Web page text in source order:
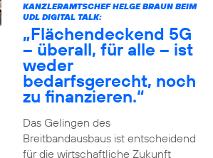
KANZLERAMTSCHEF HELGE BRAUN BEIM
UDL DIGITAL TALK:
„Flächendeckend 5G
– überall, für alle – ist
weder
bedarfsgerecht, noch
zu finanzieren.“
Das Gelingen des
Breitbandausbaus ist entscheidend
für die wirtschaftliche Zukunft